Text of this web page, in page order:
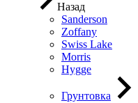
Назад
Sanderson
Zoffany
Swiss Lake
Morris
Hygge
Грунтовка